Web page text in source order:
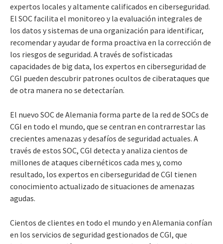
expertos locales y altamente calificados en ciberseguridad.
El SOC facilita el monitoreo y la evaluación integrales de
los datos y sistemas de una organización para identificar,
recomendar y ayudar de forma proactiva en la corrección de
los riesgos de seguridad. A través de sofisticadas
capacidades de big data, los expertos en ciberseguridad de
CGI pueden descubrir patrones ocultos de ciberataques que
de otra manera no se detectarían.
El nuevo SOC de Alemania forma parte de la red de SOCs de
CGI en todo el mundo, que se centran en contrarrestar las
crecientes amenazas y desafíos de seguridad actuales. A
través de estos SOC, CGI detecta y analiza cientos de
millones de ataques cibernéticos cada mes y, como
resultado, los expertos en ciberseguridad de CGI tienen
conocimiento actualizado de situaciones de amenazas
agudas.
Cientos de clientes en todo el mundo y en Alemania confían
en los servicios de seguridad gestionados de CGI, que